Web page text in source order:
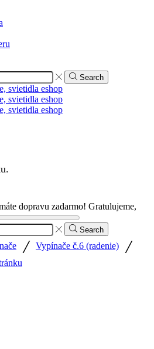
Search
dopravu zadarmo! Gratulujeme,
Search
/ Vypínače č.6 (radenie) /